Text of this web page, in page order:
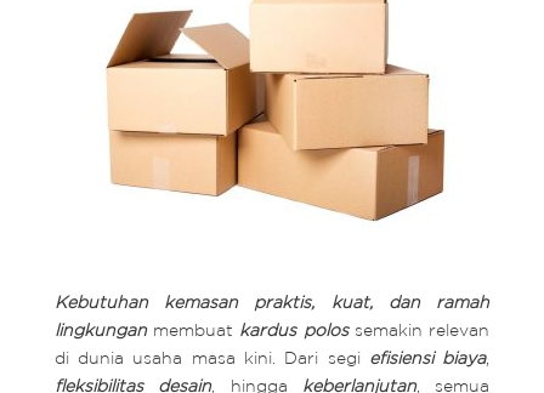
Kebutuhan kemasan praktis, kuat, dan ramah
lingkunganmembuat kardus polossemakin relevan
di dunia usaha masa kini. Dari segi efisiensi biaya,
fleksibilitas desain, hingga keberlanjutan, semua